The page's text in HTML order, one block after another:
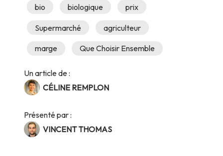
bio biologique prix
Supermarché agriculteur
marge Que Choisir Ensemble
Un article de :
CÉLINE REMPLON
Présenté par :
VINCENT THOMAS